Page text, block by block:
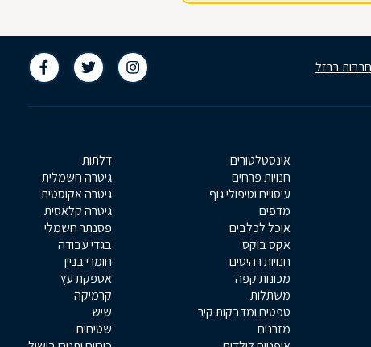
ברזל
אינסטלטורים
חנויות פרחים
עיסויים וטיפולי גוף
מדפים
אוכל לכלבים
אקס בוקס
חנויות רהיטים
מכונות קפה
משתלות
טפטים ומדבקות קיר
מזרנים
דלתות
גיטרה חשמלית
גיטרה אקוסטית
גיטרה קלאסית
פסנתר חשמלי
בגדי עבודה
חומרי בניין
אספקת עץ
קרמיקה
שיש
שטיחים